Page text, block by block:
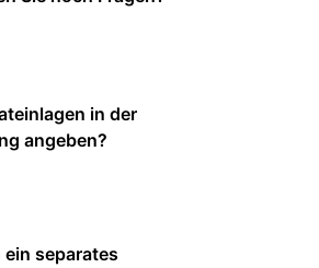
in der
angeben?
separates